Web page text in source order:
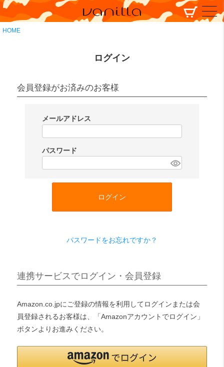
HOME
ログイン
会員登録がお済みのお客様
メールアドレス
須
パスワード
ログイン
パスワードをお忘れですか？
連携サービスでログイン・会員登録
Amazon.co.jpにご登録の情報を利用してログインまたは会
員登録されるお客様は、「Amazonアカウントでログイン」
ボタンよりお進みください。